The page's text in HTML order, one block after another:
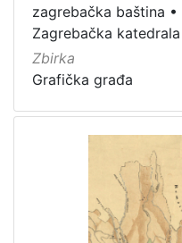
zagrebačka baština •
Zagrebačka katedrala
Zbirka
Grafička građa